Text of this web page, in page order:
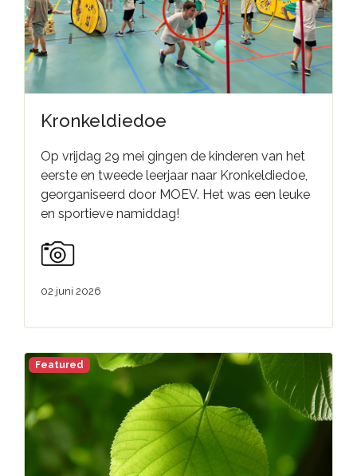
Kronkeldiedoe
Op vrijdag 29 mei gingen de kinderen van het
eerste en tweede leerjaar naar Kronkeldiedoe,
georganiseerd door MOEV. Het was een leuke
en sportieve namiddag!
02 juni 2026
Featured